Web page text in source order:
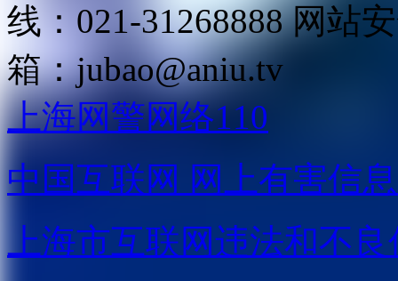
线：021-31268888 网站
箱：jubao@aniu.tv
上海网警网络110
中国互联网 网上有害信
上海市互联网违法和不